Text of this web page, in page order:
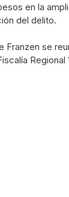
en la
del delito.
Franzen se
Regional